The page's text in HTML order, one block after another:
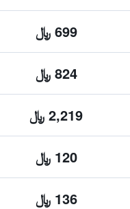
699 ﷼
824 ﷼
2,219 ﷼
120 ﷼
136 ﷼